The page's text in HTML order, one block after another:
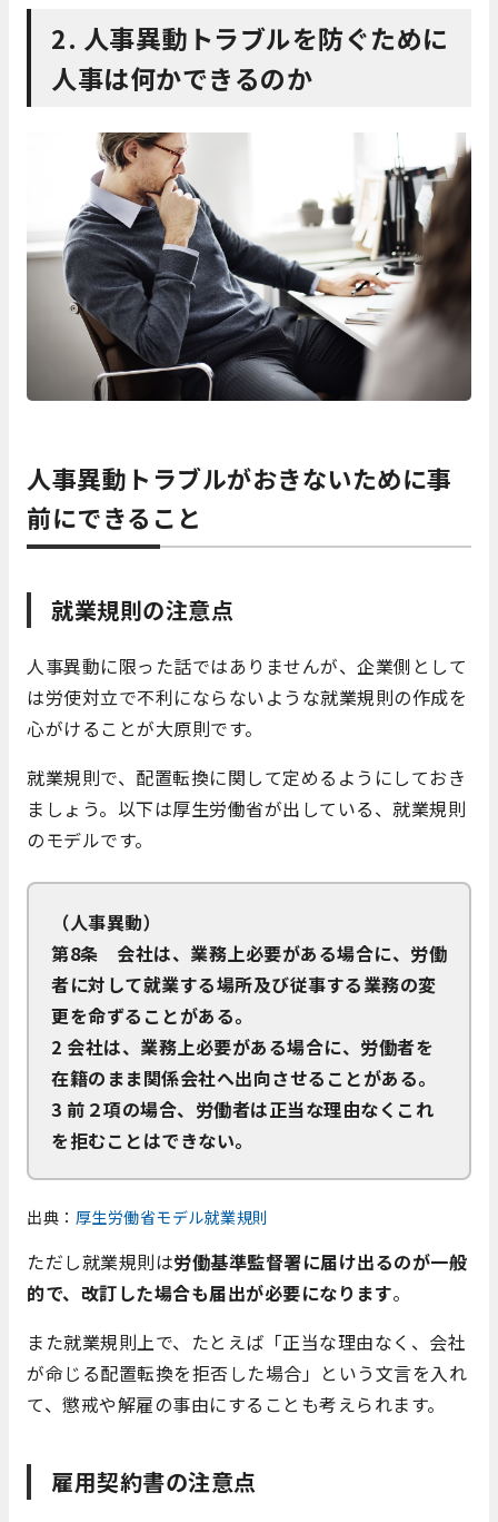
2. 人事異動トラブルを防ぐために
人事は何かできるのか
人事異動トラブルがおきないために事
前にできること
就業規則の注意点
人事異動に限った話ではありませんが、企業側として
は労使対立で不利にならないような就業規則の作成を
心がけることが大原則です。
就業規則で、配置転換に関して定めるようにしておき
ましょう。以下は厚生労働省が出している、就業規則
のモデルです。
（人事異動）
第8条 会社は、業務上必要がある場合に、労働
者に対して就業する場所及び従事する業務の変
更を命ずることがある。
2 会社は、業務上必要がある場合に、労働者を
在籍のまま関係会社へ出向させることがある。
3 前２項の場合、労働者は正当な理由なくこれ
を拒むことはできない。
出典： 厚生労働省モデル就業規則
ただし就業規則は労働基準監督署に届け出るのが一般
的で、改訂した場合も届出が必要になります。
また就業規則上で、たとえば「正当な理由なく、会社
が命じる配置転換を拒否した場合」という文言を入れ
て、懲戒や解雇の事由にすることも考えられます。
雇用契約書の注意点